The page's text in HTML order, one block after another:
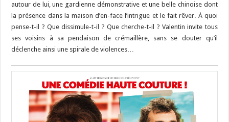
autour de lui, une gardienne démonstrative et une belle chinoise dont
la présence dans la maison d’en-face l’intrigue et le fait rêver. À quoi
pense-t-il ? Que dissimule-t-il ? Que cherche-t-il ? Valentin invite tous
ses voisins à sa pendaison de crémaillère, sans se douter qu’il
déclenche ainsi une spirale de violences…